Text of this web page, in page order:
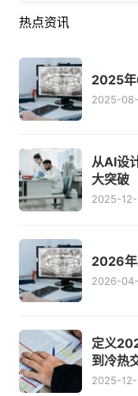
热点资讯
2025
2025-
从AI设
大突破
2025-12-
2026年
2026-
定义
到冷热
2025-